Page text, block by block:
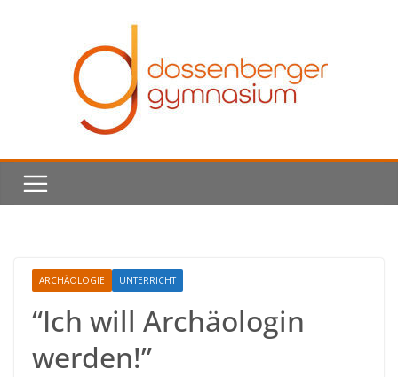
ARCHÄOLOGIE UNTERRICHT
“Ich will Archäologin
werden!”